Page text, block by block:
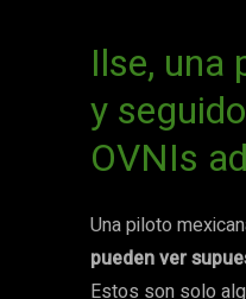
Ilse, una
y
OVNIs
Una piloto
pueden ver
Estos son solo